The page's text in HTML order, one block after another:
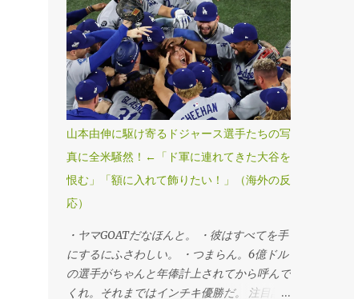
ャースが延長十一回にスミスの勝ち越し本塁
打で球団史上初、MLB25年ぶりのワールド
シリーズ連覇を果たした。第6戦勝利投手の
山本由伸投手が九回途中から登板し、1死満
塁のピンチを切り抜けるなど、3回を無失点
に抑えてシリーズ3勝目を挙げた。「1番・投
手兼指名打者」で先発出場した大谷翔平投手
は三回に決勝3ランを被弾し、マウンドで両
手を膝につきうなだれKO。打者としては第3
戦以来のマルチ安打をマークするなど5打数
2安打1四球だった。 ・連覇だぜベイビー。
あみろトロント！マリナーズファンとして感
謝する。 ・よおおおお！泣きそうだ。カー
ショーのために嬉しすぎる。 ・よっしゃあ
山本由伸に駆け寄るドジャース選手たちの写
真に全米騒然！←「ド軍に連れてきた大谷を
恨む」「額に入れて飾りたい！」（海外の反
応）
・ヤマGOATだなほんと。 ・彼はすべてを手
にするにふさわしい。 ・つまらん。6億ドル
の選手がちゃんと年俸計上されてから呼んで
くれ。それまではインチキ優勝だ。 注目記